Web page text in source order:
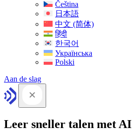
Čeština
日本語
中文 (简体)
हिंदी
한국어
Українська
Polski
Aan de slag
Leer sneller talen met AI